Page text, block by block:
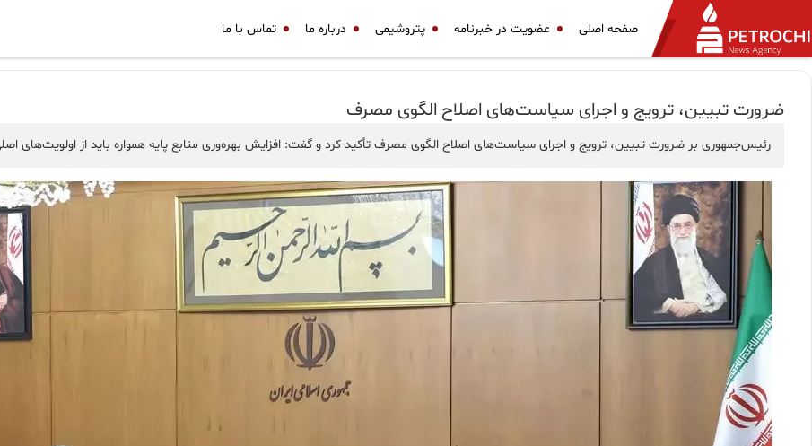
صفحه اصلی عضویت در خبرنامه پتروشیمی درباره ما تماس با ما
ضرورت تبیین، ترویج و اجرای سیاست‌های اصلاح الگوی مصرف
رئیس‌جمهوری بر ضرورت تبیین، ترویج و اجرای سیاست‌های اصلاح الگوی مصرف تأکید کرد و گفت‌: افزایش بهره‌وری منابع پایه همواره باید از اولویت‌های